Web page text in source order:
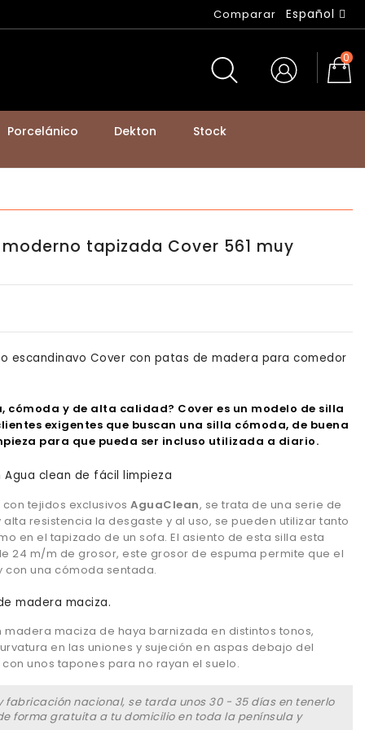
Comparar Español
0
Porcelánico Dekton
Stock
tapizada Cover 561 muy
escandinavo Cover con patas de madera para comedor
cómoda y de alta calidad? Cover es un modelo de silla
exigentes que buscan una silla cómoda, de buena
para que pueda ser incluso utilizada a diario.
clean de fácil limpieza
tejidos exclusivos AguaClean, se trata de una serie de
resistencia la desgaste y al uso, se pueden utilizar tanto
en el tapizado de un sofa. El asiento de esta silla esta
24 m/m de grosor, este grosor de espuma permite que el
con una cómoda sentada.
madera maciza.
maciza de haya barnizada en distintos tonos,
en las uniones y sujeción en aspas debajo del
unos tapones para no rayan el suelo.
fabricación nacional, se tarda unos 30 - 35 días en tenerlo
forma gratuita a tu domicilio en toda la península y